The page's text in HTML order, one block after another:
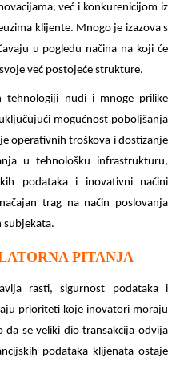
već i konkurenicijom iz
klijente. Mnogo je izazova s
u pogledu načina na koji će
već postojeće strukture.
tehnologiji nudi i mnoge prilike
mogućnost poboljšanja
operativnih troškova i dostizanje
u tehnološku infrastrukturu,
podataka i inovativni načini
trag na način poslovanja
subjekata.
PITANJA
rasti, sigurnost podataka i
prioriteti koje inovatori moraju
da se veliki dio transakcija odvija
podataka klijenata ostaje